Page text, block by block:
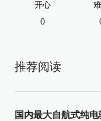
开心
0
推荐阅读
国内最大自航式纯